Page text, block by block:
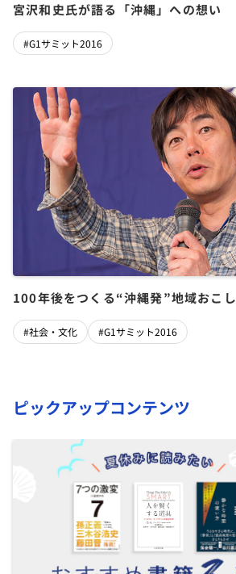
宮沢和史氏が語る「沖縄」への想い
#G1サミット2016
100年後をつくる“沖縄発”地域おこし
#社会・文化 #G1サミット2016
ピックアップコンテンツ